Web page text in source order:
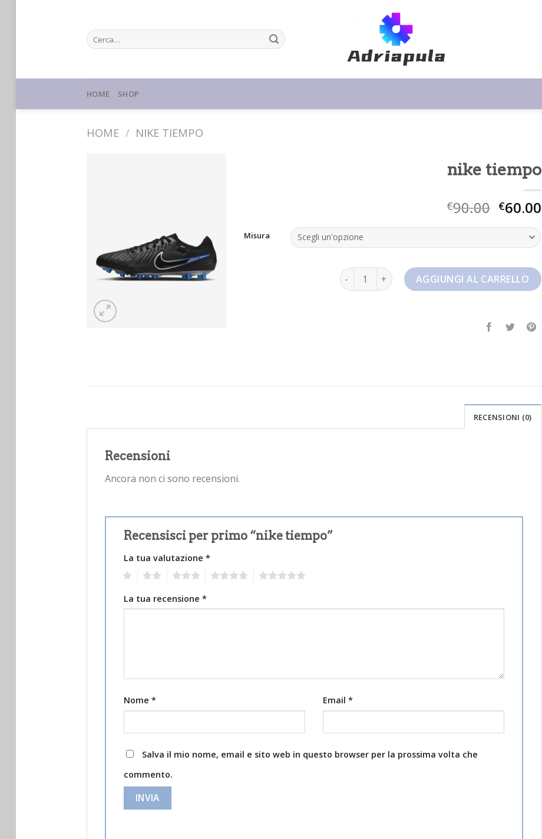
Cerca:
HOME SHOP
HOME / NIKE TIEMPO
nike tiempo
€90.00 €60.00
Misura
nike tiempo quantitàAGGIUNGI AL CARRELLO
RECENSIONI (0)
Recensioni
Ancora non ci sono recensioni.
Recensisci per primo “nike tiempo”
La tua valutazione *
La tua recensione *
Nome * Email *
Salva il mio nome, email e sito web in questo browser per la prossima volta che
commento.